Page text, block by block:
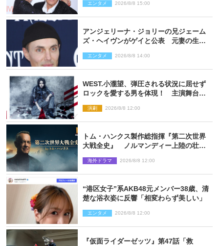
エンタメ 2026/8/8 15:00
アンジェリーナ・ジョリーの兄ジェーム
ズ・ヘイヴンがゲイと公表 元妻の生配
エンタメ 2026/8/8 14:00
WEST.小瀧望、弾圧される状況に屈せず
ロックを愛する男を体現！ 主演舞台
演劇 2026/8/8 12:00
トム・ハンクス製作総指揮『第二次世界
大戦全史』 ノルマンディー上陸の壮絶
海外ドラマ 2026/8/8 12:00
“港区女子”系AKB48元メンバー38歳、清
楚な浴衣姿に反響「相変わらず美しい」
エンタメ 2026/8/8 12:00
『仮面ライダーゼッツ』第47話「救